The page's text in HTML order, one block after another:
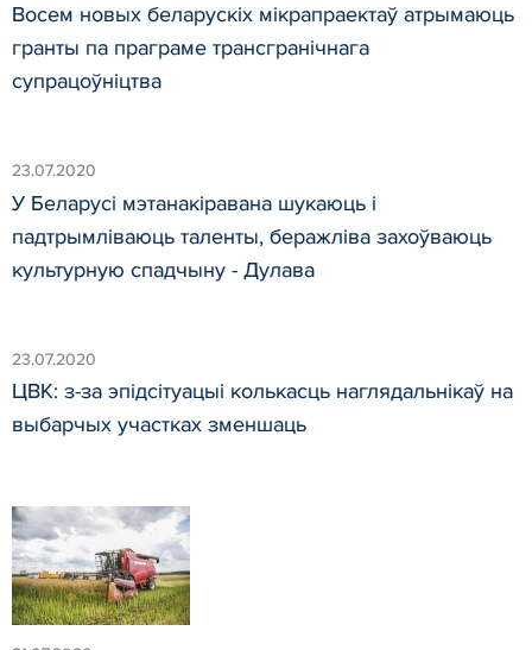
Восем новых беларускіх мікрапраектаў атрымаюць
гранты па праграме трансгранічнага
супрацоўніцтва
23.07.2020
У Беларусі мэтанакіравана шукаюць і
падтрымліваюць таленты, беражліва захоўваюць
культурную спадчыну - Дулава
23.07.2020
ЦВК: з-за эпідсітуацыі колькасць наглядальнікаў на
выбарчых участках зменшаць